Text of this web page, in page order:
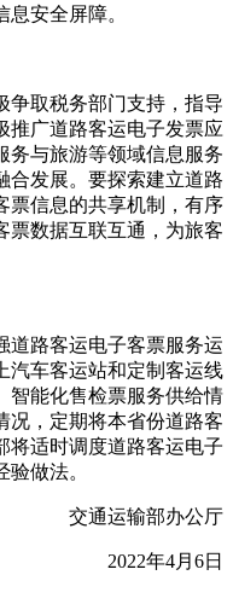
安全屏障。
取税务部门支持，指导
推广道路客运电子发票应
务与旅游等领域信息服务
合发展。要探索建立道路
票信息的共享机制，有序
票数据互联互通，为旅客
路客运电子客票服务运
汽车客运站和定制客运线
智能化售检票服务供给情
况，定期将本省份道路客
将适时调度道路客运电子
做法。
交通运输部办公厅
2022年4月6日